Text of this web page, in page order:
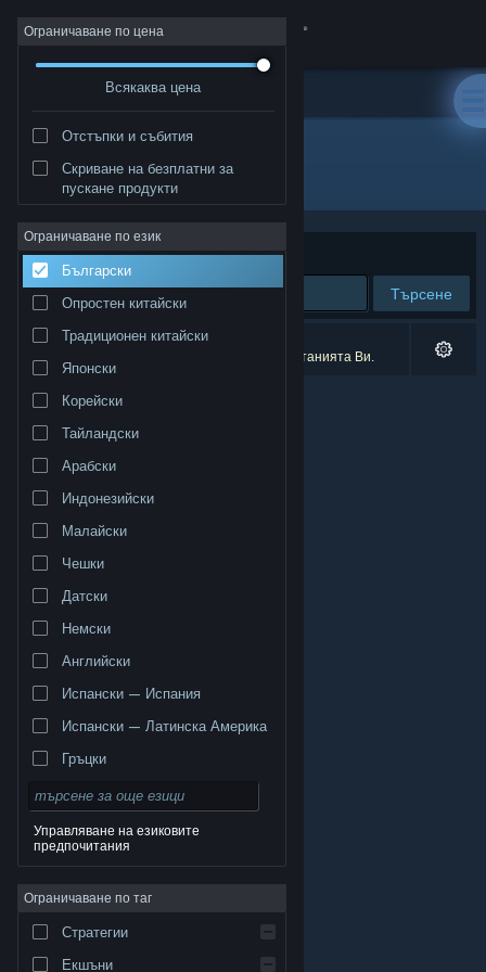
Вписване
Относно
Поддръжка
Смяна на езика
търговски марки принадлежат на съответните им
собственици в САЩ и други страни.
поверителност|Юридическа информация|
Достъпност|Условия за ползване на Steam
Възстановявания|Бисквитки
Ограничаване по цена
Всякаква цена
Отстъпки и събития
Скриване на безплатни за
пускане продукти
Ограничаване по език
Български
Опростен китайски
Традиционен китайски
Японски
Корейски
Тайландски
Арабски
Индонезийски
Малайски
Чешки
Датски
Немски
Английски
Испански — Испания
Испански — Латинска Америка
Гръцки
Управляване на езиковите
предпочитания
Ограничаване по таг
Стратегии
Екшъни
Разработчик: Sea of Ghosts
Сортиране по Съответстване
Търсене
0 резултата съответстват на търсенето Ви.
3 заглавия бяха изключени спрямо предпочитанията Ви.